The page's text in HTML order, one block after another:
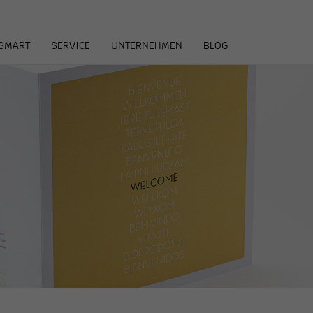
SERVICE UNTERNEHMEN BLOG